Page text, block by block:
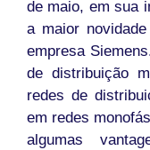
de maio, em sua
a maior
empresa
de distribuição
redes de
em redes
algumas